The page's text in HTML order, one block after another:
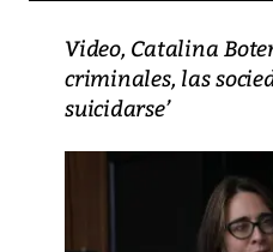
Video, Catalina
criminales, las
suicidarse’